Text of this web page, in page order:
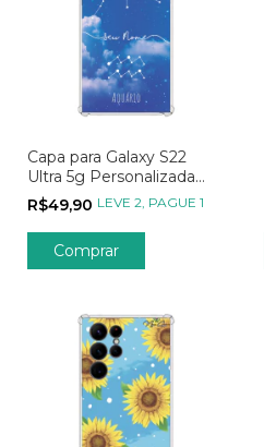
Capa para Galaxy S22
Ultra 5g Personalizada
Signos Constelação de
Aquário
R$49,90 LEVE 2, PAGUE 1